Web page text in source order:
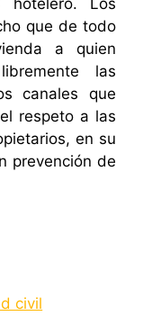
Los
que de todo
a quien
las
canales que
respeto a las
en su
prevención de
civil